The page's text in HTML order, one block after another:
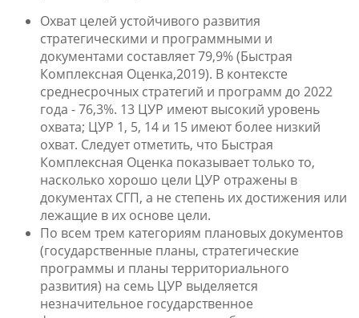
Охват целей устойчивого развития
стратегическими и программными и
документами составляет 79,9% (Быстрая
Комплексная Оценка,2019). В контексте
среднесрочных стратегий и программ до 2022
года - 76,3%. 13 ЦУР имеют высокий уровень
охвата; ЦУР 1, 5, 14 и 15 имеют более низкий
охват. Следует отметить, что Быстрая
Комплексная Оценка показывает только то,
насколько хорошо цели ЦУР отражены в
документах СГП, а не степень их достижения или
лежащие в их основе цели.
По всем трем категориям плановых документов
(государственные планы, стратегические
программы и планы территориального
развития) на семь ЦУР выделяется
незначительное государственное